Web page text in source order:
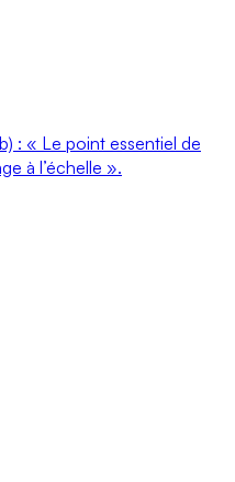
: « Le point essentiel de
à l’échelle ».